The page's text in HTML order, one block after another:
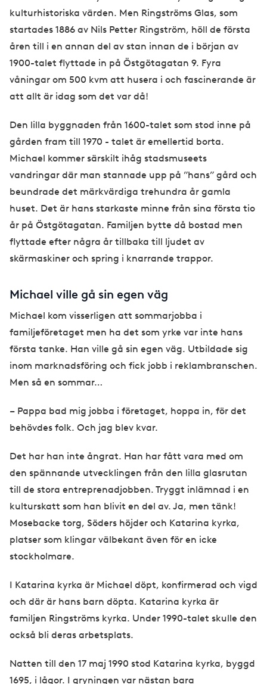
kulturhistoriska värden. Men Ringströms Glas, som
startades 1886 av Nils Petter Ringström, höll de första
åren till i en annan del av stan innan de i början av
1900-talet flyttade in på Östgötagatan 9. Fyra
våningar om 500 kvm att husera i och fascinerande är
att allt är idag som det var då!
Den lilla byggnaden från 1600-talet som stod inne på
gården fram till 1970 - talet är emellertid borta.
Michael kommer särskilt ihåg stadsmuseets
vandringar där man stannade upp på ”hans” gård och
beundrade det märkvärdiga trehundra år gamla
huset. Det är hans starkaste minne från sina första tio
år på Östgötagatan. Familjen bytte då bostad men
flyttade efter några år tillbaka till ljudet av
skärmaskiner och spring i knarrande trappor.
Michael ville gå sin egen väg
Michael kom visserligen att sommarjobba i
familjeföretaget men ha det som yrke var inte hans
första tanke. Han ville gå sin egen väg. Utbildade sig
inom marknadsföring och fick jobb i reklambranschen.
Men så en sommar…
– Pappa bad mig jobba i företaget, hoppa in, för det
behövdes folk. Och jag blev kvar.
Det har han inte ångrat. Han har fått vara med om
den spännande utvecklingen från den lilla glasrutan
till de stora entreprenadjobben. Tryggt inlämnad i en
kulturskatt som han blivit en del av. Ja, men tänk!
Mosebacke torg, Söders höjder och Katarina kyrka,
platser som klingar välbekant även för en icke
stockholmare.
I Katarina kyrka är Michael döpt, konfirmerad och vigd
och där är hans barn döpta. Katarina kyrka är
familjen Ringströms kyrka. Under 1990-talet skulle den
också bli deras arbetsplats.
Natten till den 17 maj 1990 stod Katarina kyrka, byggd
1695, i lågor. I gryningen var nästan bara